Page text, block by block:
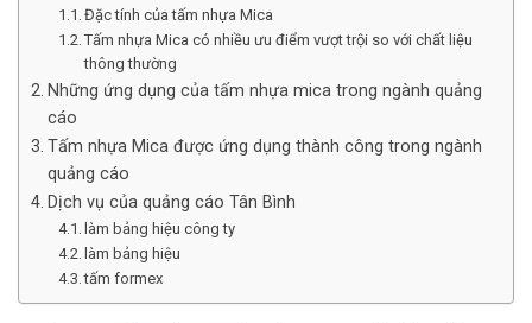
Đặc tính của tấm nhựa Mica
Tấm nhựa Mica có nhiều ưu điểm vượt trội so với chất liệu
thông thường
Những ứng dụng của tấm nhựa mica trong ngành quảng
cáo
Tấm nhựa Mica được ứng dụng thành công trong ngành
quảng cáo
Dịch vụ của quảng cáo Tân Bình
làm bảng hiệu công ty
làm bảng hiệu
tấm formex